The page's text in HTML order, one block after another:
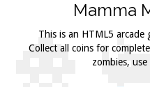
Mamma
This is an HTML5
Collect all coins for
zombies,